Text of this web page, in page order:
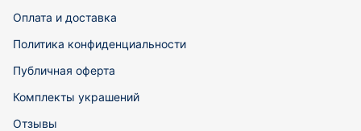
Оплата и доставка
Политика конфиденциальности
Публичная оферта
Комплекты украшений
Отзывы